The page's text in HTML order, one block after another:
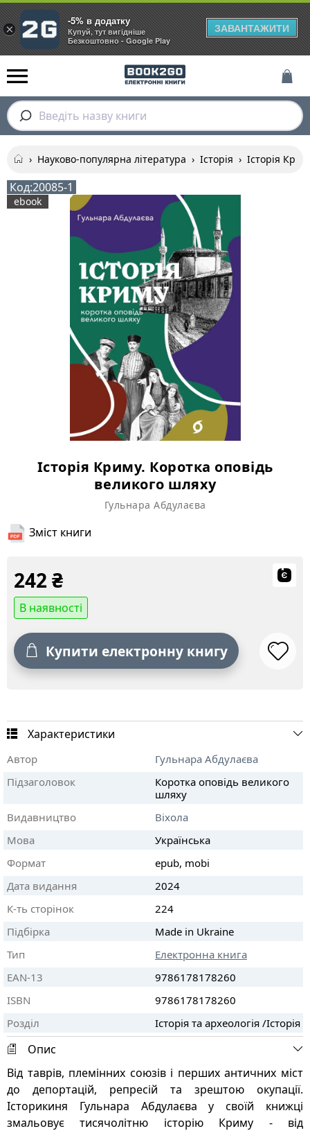
Введіть назву книги
› Науково-популярна література › Історія › Історія
Код:20085-1
ebook
Історія Криму. Коротка оповідь
великого шляху
Гульнара Абдулаєва
Зміст книги
242 ₴
В наявності
Купити електронну книгу
Характеристики
Автор
Гульнара Абдулаєва
Підзаголовок
Коротка оповідь великого
шляху
Видавництво
Віхола
Мова
Українська
Формат
epub, mobi
Дата видання
2024
К-ть сторінок
224
Підбірка
Made in Ukraine
Тип
Електронна книга
EAN-13
9786178178260
ISBN
9786178178260
Розділ
Історія та археологія /Історія
Опис
Від таврів, племінних союзів і перших античних міст
до депортацій, репресій та зрештою окупації.
Історикиня Гульнара Абдулаєва у своїй книжці
змальовує тисячолітню історію Криму - від
×
-5% в додатку
Купуй, тут вигідніше
Безкоштовно - Google Play
ЗАВАНТАЖИТИ